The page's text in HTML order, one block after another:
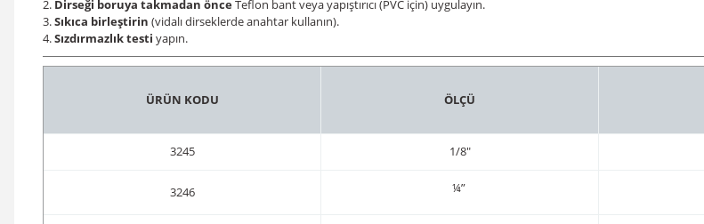
Dirseği boruya takmadan önceTeflon bant veya yapıştırıcı (PVC için) uygulayın.
Sıkıca birleştirin (vidalı dirseklerde anahtar kullanın).
Sızdırmazlık testi yapın.
ÜRÜN KODU ÖLÇÜ
3245 1/8"
3246 ¼”